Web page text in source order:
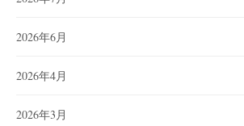
2026年6月
2026年4月
2026年3月